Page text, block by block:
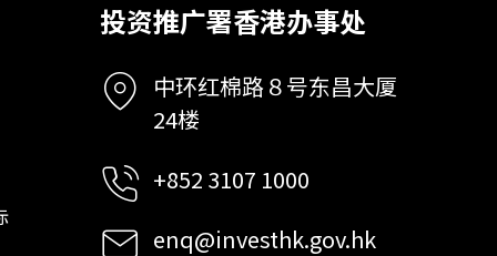
投资推广署香港办事处
中环红棉路８号东昌大厦
24楼
+852 3107 1000
enq@investhk.gov.hk